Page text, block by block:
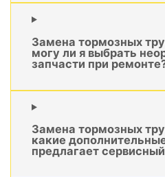
Замена тормозных
могу ли я выбрать
запчасти при
Замена тормозных
какие
предлагает